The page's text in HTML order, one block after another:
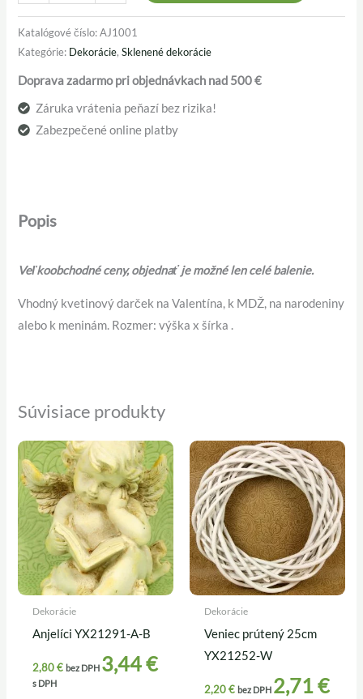
Katalógové číslo:AJ1001
Kategórie: Dekorácie,Sklenené dekorácie
Doprava zadarmo pri objednávkach nad 500 €
Záruka vrátenia peňazí bez rizika!
Zabezpečené online platby
Popis
Veľkoobchodné ceny, objednať je možné len celé balenie.
Vhodný kvetinový darček na Valentína, k MDŽ, na narodeniny
alebo k meninám. Rozmer: výška x šírka .
Súvisiace produkty
Dekorácie
Anjelíci YX21291-A-B
2,80€ bez DPH 3,44€
s DPH
Dekorácie
Veniec prútený 25cm
YX21252-W
2,20€ bez DPH 2,71€